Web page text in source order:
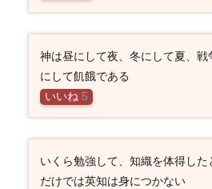
神は昼にして夜、冬にして夏、戦
にして飢餓である
いいね 5
いくら勉強して、知織を体得し
だけでは英知は身につかない